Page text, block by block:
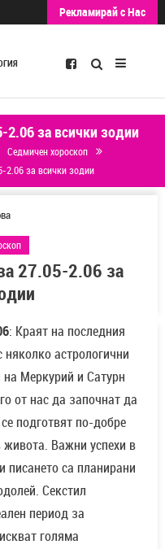
Рекламирай с Нас
Търсене
2.06 за всички зодии
Седмичен хороскоп
2.06 за всички зодии
27.05-2.06 за
: Краят на последния
астрологични
Меркурий и Сатурн
от нас да започнат да
подготвят по-добре
Важни успехи в
писането са планирани
Секстил
период за
голяма